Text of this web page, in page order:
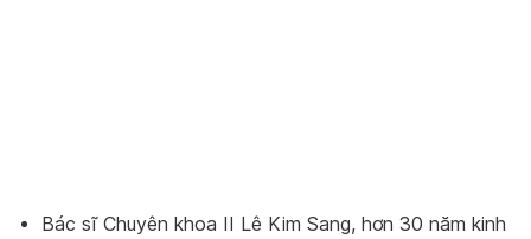
Bác sĩ Chuyên khoa II Lê Kim Sang, hơn 30 năm kinh